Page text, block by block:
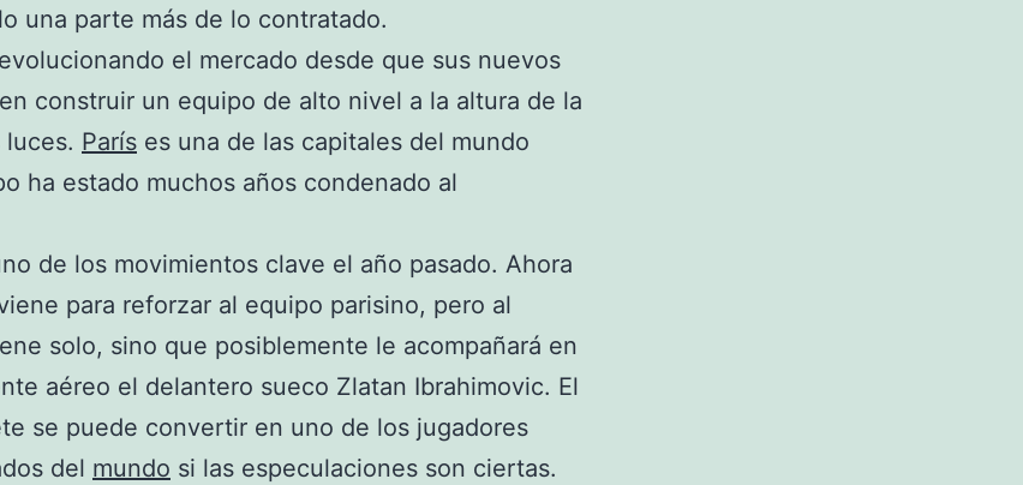
una parte más de lo contratado.
el mercado desde que sus nuevos
construir un equipo de alto nivel a la altura de la
luces. París es una de las capitales del mundo
ha estado muchos años condenado al
de los movimientos clave el año pasado. Ahora
para reforzar al equipo parisino, pero al
solo, sino que posiblemente le acompañará en
aéreo el delantero sueco Zlatan Ibrahimovic. El
se puede convertir en uno de los jugadores
del mundo si las especulaciones son ciertas.